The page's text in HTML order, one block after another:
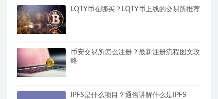
LQTY币在哪买？LQTY币上线的交易所推荐
币安交易所怎么注册？最新注册流程图文攻
略
IPFS是什么项目？通俗讲解什么是IPFS